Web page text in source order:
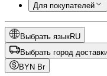
Для покупателей
Выбрать языкRU
Выбрать город
BYN Br